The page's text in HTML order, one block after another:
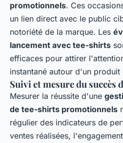
promotionnels. Ces
un lien direct avec le public
notoriété de la marque. Les
lancement avec tee-shirts
efficaces pour attirer
instantané autour d'un
Suivi et mesure du succès
Mesurer la réussite d'une
de tee-shirts promotionnels
régulier des indicateurs de
ventes réalisées,